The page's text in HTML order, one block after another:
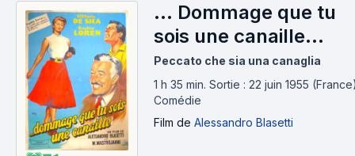
... Dommage que tu
sois une canaille
(1954)
Peccato che sia una canaglia
1 h 35 min. Sortie : 22 juin 1955
Comédie
Film de Alessandro Blasetti